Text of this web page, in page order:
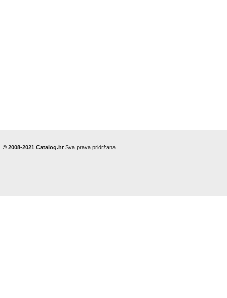
© 2008-2021 Catalog.hr Sva prava pridržana.